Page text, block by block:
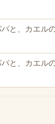
パと、カエル
パと、カエル